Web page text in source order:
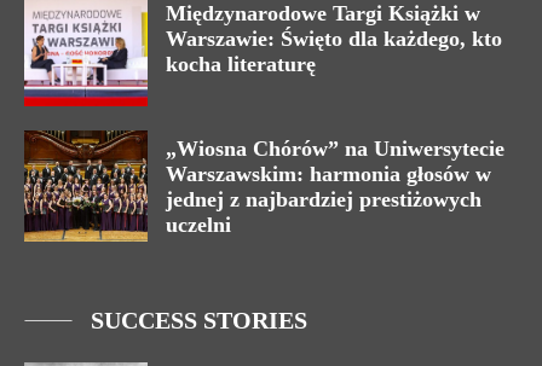
Międzynarodowe Targi Książki w
Warszawie: Święto dla każdego, kto
kocha literaturę
„Wiosna Chórów” na Uniwersytecie
Warszawskim: harmonia głosów w
jednej z najbardziej prestiżowych
uczelni
SUCCESS STORIES